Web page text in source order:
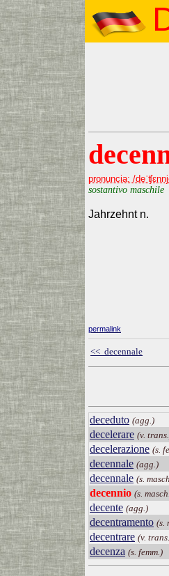
pronuncia: /
sostantivo maschile
Jahrzehnt n.
permalink
<< decennale
deceduto (agg.)
decelerare (v.
decelerazione (s.
decennale (agg.)
decennale (s.
decennio (s.
decente (agg.)
decentramento (s.
decentrare (v.
decenza (s. femm.)